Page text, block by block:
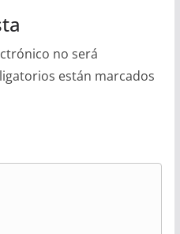
no será
están marcados